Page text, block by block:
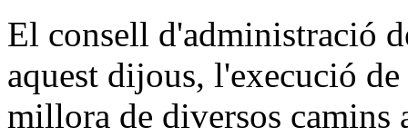
El consell d'administració
aquest dijous, l'execució
millora de diversos camins